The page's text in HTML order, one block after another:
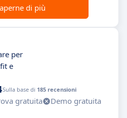
di più
per
e
Sulla base di 185 recensioni
gratuita
Demo gratuita